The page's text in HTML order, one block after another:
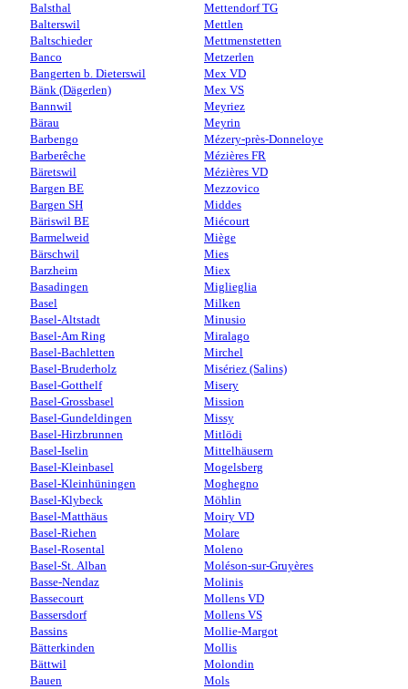
Balsthal
Balterswil
Baltschieder
Banco
Bangerten b. Dieterswil
Bänk (Dägerlen)
Bannwil
Bärau
Barbengo
Barberêche
Bäretswil
Bargen BE
Bargen SH
Bäriswil BE
Barmelweid
Bärschwil
Barzheim
Basadingen
Basel
Basel-Altstadt
Basel-Am Ring
Basel-Bachletten
Basel-Bruderholz
Basel-Gotthelf
Basel-Grossbasel
Basel-Gundeldingen
Basel-Hirzbrunnen
Basel-Iselin
Basel-Kleinbasel
Basel-Kleinhüningen
Basel-Klybeck
Basel-Matthäus
Basel-Riehen
Basel-Rosental
Basel-St. Alban
Basse-Nendaz
Bassecourt
Bassersdorf
Bassins
Bätterkinden
Bättwil
Bauen
Mettendorf TG
Mettlen
Mettmenstetten
Metzerlen
Mex VD
Mex VS
Meyriez
Meyrin
Mézery-près-Donneloye
Mézières FR
Mézières VD
Mezzovico
Middes
Miécourt
Miège
Mies
Miex
Miglieglia
Milken
Minusio
Miralago
Mirchel
Misériez (Salins)
Misery
Mission
Missy
Mitlödi
Mittelhäusern
Mogelsberg
Moghegno
Möhlin
Moiry VD
Molare
Moleno
Moléson-sur-Gruyères
Molinis
Mollens VD
Mollens VS
Mollie-Margot
Mollis
Molondin
Mols